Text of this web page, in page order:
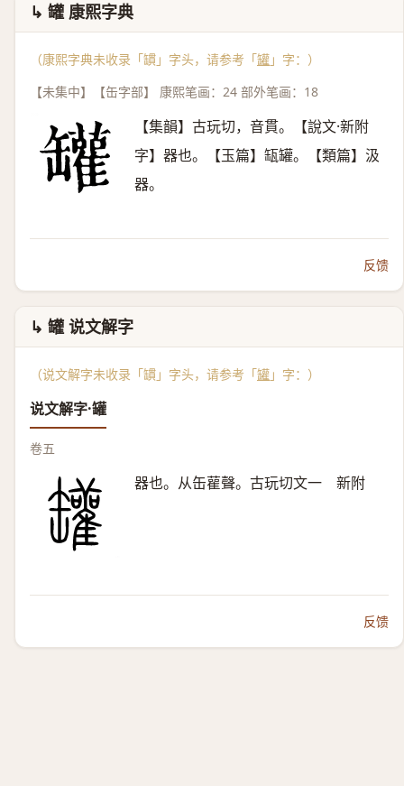
↳ 罐 康熙字典
（康熙字典未收录「罆」字头，请参考「罐 」字：）
【未集中】【缶字部】 康熙笔画：24 部外笔画：18
【集韻】古玩切，音貫。【說文·新附
字】器也。【玉篇】缻罐。【類篇】汲
器。
反馈
↳ 罐 说文解字
（说文解字未收录「罆」字头，请参考「罐 」字：）
说文解字·罐
卷五
器也。从缶雚聲。古玩切文一 新附
反馈